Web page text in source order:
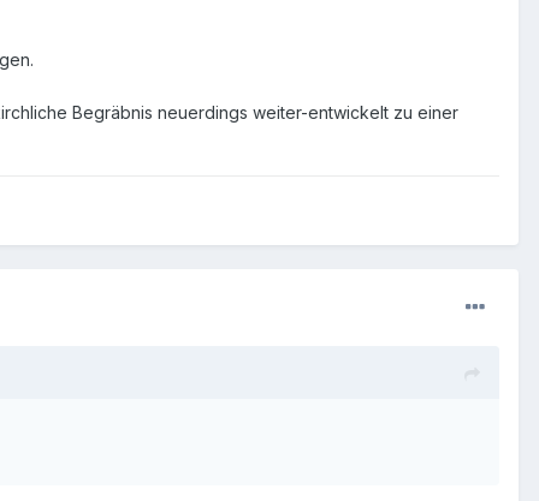
Begräbnis neuerdings weiter-entwickelt zu einer